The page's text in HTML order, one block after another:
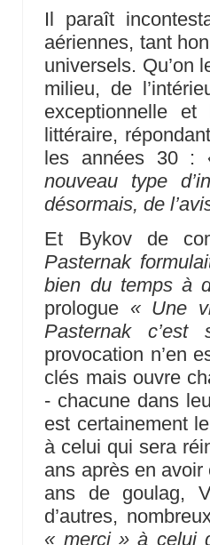
Il paraît
aériennes, tant
universels. Qu’on
milieu, de
exceptionnelle
littéraire,
les années 30 :
nouveau type
désormais, de
Et Bykov de
Pasternak
bien du temps à
prologue « Une
Pasternak
provocation n’en
clés mais ouvre
- chacune dans
est certainement
à celui qui sera
ans après en
ans de goulag,
d’autres,
« merci » à celui